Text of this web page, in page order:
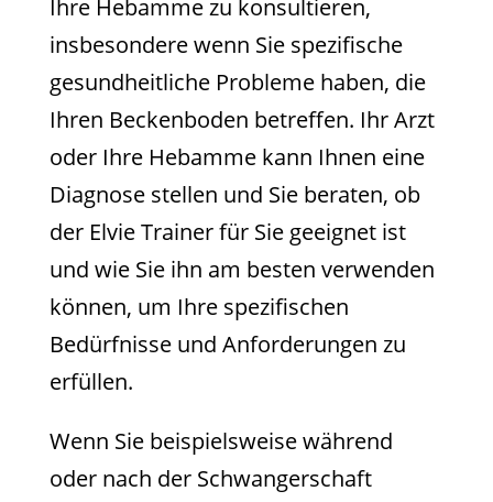
Ihre Hebamme zu konsultieren,
insbesondere wenn Sie spezifische
gesundheitliche Probleme haben, die
Ihren Beckenboden betreffen. Ihr Arzt
oder Ihre Hebamme kann Ihnen eine
Diagnose stellen und Sie beraten, ob
der Elvie Trainer für Sie geeignet ist
und wie Sie ihn am besten verwenden
können, um Ihre spezifischen
Bedürfnisse und Anforderungen zu
erfüllen.
Wenn Sie beispielsweise während
oder nach der Schwangerschaft